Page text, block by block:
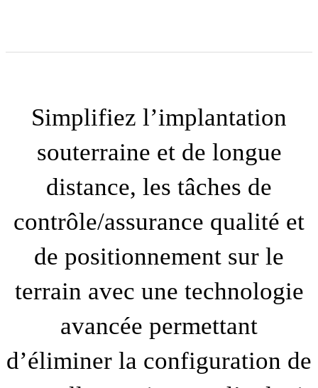
Simplifiez l’implantation
souterraine et de longue
distance, les tâches de
contrôle/assurance qualité et
de positionnement sur le
terrain avec une technologie
avancée permettant
d’éliminer la configuration de